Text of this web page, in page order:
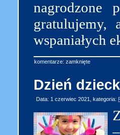
nagrodzone
gratulujemy,
wspaniałych
komentarze: zamknięte
Dzień
Data: 1 czerwiec 2021, kategoria: